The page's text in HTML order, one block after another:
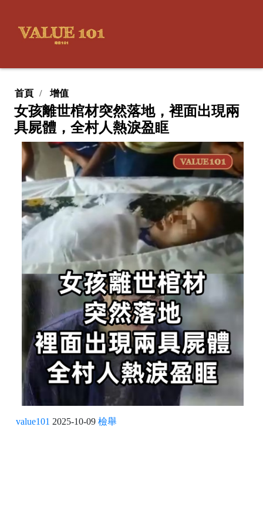
首頁 增值
女孩離世棺材突然落地，裡面出現兩
具屍體，全村人熱淚盈眶
value101 2025-10-09 檢舉